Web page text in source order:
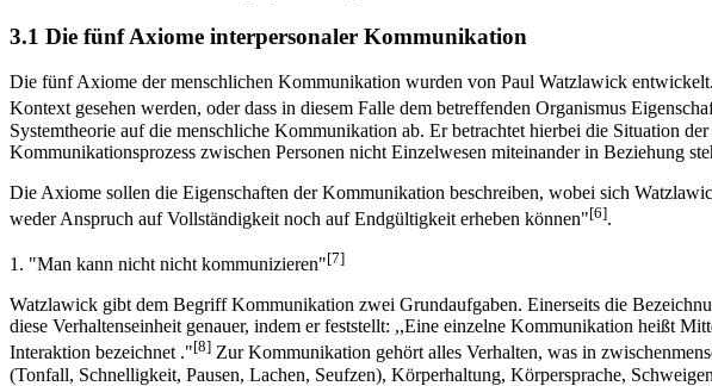
3.1 Die fünf Axiome interpersonaler Kommunikation
Die fünf Axiome der menschlichen Kommunikation wurden von Paul Watzlawick
Kontext gesehen werden, oder dass in diesem Falle dem betreffenden Organismus
Systemtheorie auf die menschliche Kommunikation ab. Er betrachtet hierbei die Situation
Kommunikationsprozess zwischen Personen nicht Einzelwesen miteinander in Beziehung
Die Axiome sollen die Eigenschaften der Kommunikation beschreiben, wobei sich
weder Anspruch auf Vollständigkeit noch auf Endgültigkeit erheben können"[6].
1. "Man kann nicht nicht kommunizieren"[7]
Watzlawick gibt dem Begriff Kommunikation zwei Grundaufgaben. Einerseits die
diese Verhaltenseinheit genauer, indem er feststellt: ,,Eine einzelne Kommunikation heißt
Interaktion bezeichnet ."[8] Zur Kommunikation gehört alles Verhalten, was in
(Tonfall, Schnelligkeit, Pausen, Lachen, Seufzen), Körperhaltung, Körpersprache,